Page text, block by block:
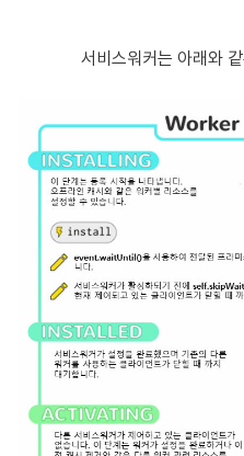
서비스워커는 아래와